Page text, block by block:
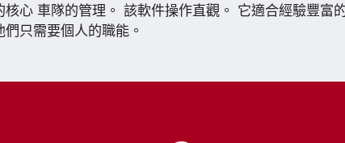
核心 車隊的管理。 該軟件操作直觀。 它適合經驗豐富
們只需要個人的職能。